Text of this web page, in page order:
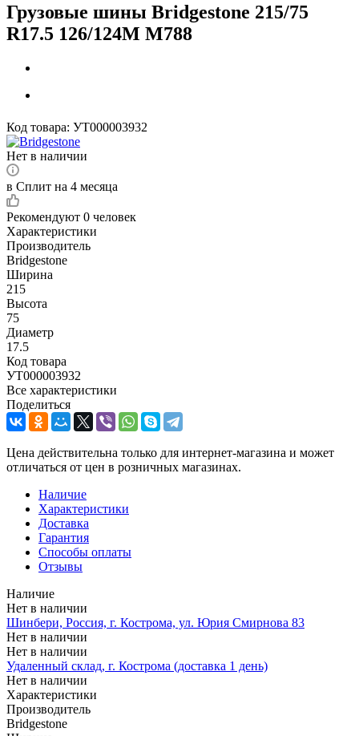
Грузовые шины Bridgestone 215/75
R17.5 126/124M M788
Код товара: УТ000003932
Нет в наличии
в Сплит на 4 месяца
Рекомендуют 0 человек
Характеристики
Производитель
Bridgestone
Ширина
215
Высота
75
Диаметр
17.5
Код товара
УТ000003932
Все характеристики
Поделиться
Цена действительна только для интернет-магазина и может
отличаться от цен в розничных магазинах.
Наличие
Характеристики
Доставка
Гарантия
Способы оплаты
Отзывы
Наличие
Нет в наличии
Шинбери, Россия, г. Кострома, ул. Юрия Смирнова 83
Нет в наличии
Нет в наличии
Удаленный склад, г. Кострома (доставка 1 день)
Нет в наличии
Характеристики
Производитель
Bridgestone